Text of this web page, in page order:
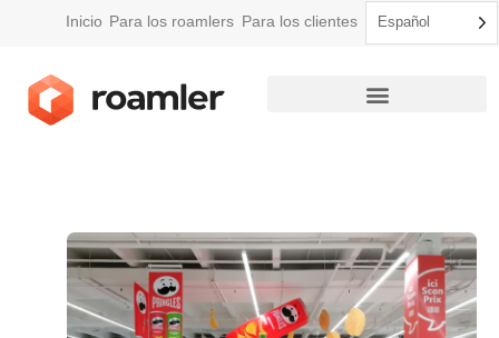
Inicio Para los roamlers Para los clientes Español